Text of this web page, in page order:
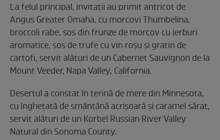
La felul principal, invitații au primit antricot de
Angus Greater Omaha, cu morcovi Thumbelina,
broccoli rabe, sos din frunze de morcov cu ierburi
aromatice, sos de trufe cu vin roșu și gratin de
cartofi, servit alături de un Cabernet Sauvignon de la
Mount Veeder, Napa Valley, California.
Desertul a constat în terină de mere din Minnesota,
cu înghețată de smântână acrișoară și caramel sărat,
servit alături de un Korbel Russian River Valley
Natural din Sonoma County.